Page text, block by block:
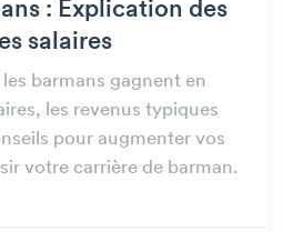
: Explication des
salaires
barmans gagnent en
les revenus typiques
pour augmenter vos
votre carrière de barman.